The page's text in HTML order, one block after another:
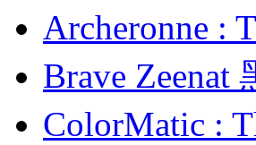
Archeronne :
Brave Zeenat
ColorMatic :